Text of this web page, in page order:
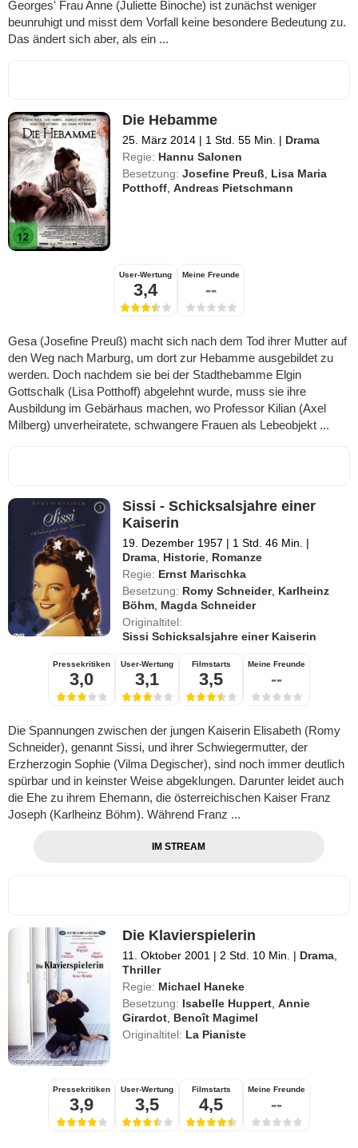
Georges' Frau Anne (Juliette Binoche) ist zunächst weniger
beunruhigt und misst dem Vorfall keine besondere Bedeutung zu.
Das ändert sich aber, als ein ...
Die Hebamme
25. März 2014 | 1 Std. 55 Min. | Drama
Regie: Hannu Salonen
Besetzung: Josefine Preuß
Lisa Maria
Potthoff ,Andreas Pietschmann
User-Wertung
3,4
Meine Freunde
--
Gesa (Josefine Preuß) macht sich nach dem Tod ihrer Mutter auf
den Weg nach Marburg, um dort zur Hebamme ausgebildet zu
werden. Doch nachdem sie bei der Stadthebamme Elgin
Gottschalk (Lisa Potthoff) abgelehnt wurde, muss sie ihre
Ausbildung im Gebärhaus machen, wo Professor Kilian (Axel
Milberg) unverheiratete, schwangere Frauen als Lebeobjekt ...
Sissi - Schicksalsjahre einer
Kaiserin
19. Dezember 1957 | 1 Std. 46 Min. |
Drama Historie Romanze
Regie: Ernst Marischka
Besetzung: Romy Schneider, Karlheinz
Böhm Magda Schneider
Originaltitel:
Sissi Schicksalsjahre einer Kaiserin
Pressekritiken
3,0
User-Wertung
3,1
Filmstarts
3,5
Meine Freunde
--
Die Spannungen zwischen der jungen Kaiserin Elisabeth (Romy
Schneider), genannt Sissi, und ihrer Schwiegermutter, der
Erzherzogin Sophie (Vilma Degischer), sind noch immer deutlich
spürbar und in keinster Weise abgeklungen. Darunter leidet auch
die Ehe zu ihrem Ehemann, die österreichischen Kaiser Franz
Joseph (Karlheinz Böhm). Während Franz ...
IM STREAM
Die Klavierspielerin
11. Oktober 2001 | 2 Std. 10 Min. | Drama
Thriller
Regie: Michael Haneke
Besetzung: Isabelle Huppert ,Annie
Girardot Benoît Magimel
Originaltitel: La Pianiste
Pressekritiken
3,9
User-Wertung
3,5
Filmstarts
4,5
Meine Freunde
--